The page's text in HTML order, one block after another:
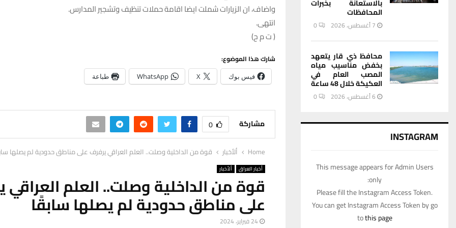
واضاف، ان الزيارات شملت ايضا اقامة حملات تنظيف وتشجير المدارس.
انتهى.
( ت م ح)
شارك هذا الموضوع:
فيس بوك X
WhatsApp طباعة
مشاركة 0
Home ألأخبار قوة من الداخلية وصلت.. العلم العراقي يرفرف على مناطق حدودية لم يصلها
أخبار العراق ألأخبار
قوة من الداخلية وصلت.. العلم العراقي
على مناطق حدودية لم يصلها سابقًا
24 فبراير، 2024
بالاستعانة بخبرات
المحافظات
7 أغسطس، 2026 0
محافظ ذي قار يتعهد
بخفض مناسيب مياه
المصب العام في
العكيكة خلال 48 ساعة
6 أغسطس، 2026 0
INSTAGRAM
This message appears for Admin Users
only:
Please fill the Instagram Access Token.
You can get Instagram Access Token by go
tothis page